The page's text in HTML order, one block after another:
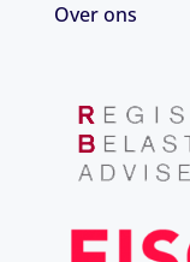
Over ons